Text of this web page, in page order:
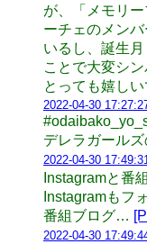
が、「メモリ
ーチェのメン
いるし、誕生
ことで大変シ
とっても嬉し
2022-04-30
デレラガール
2022-04-30
Instagramと番
Instagramもフ
番組ブログ…
2022-04-30